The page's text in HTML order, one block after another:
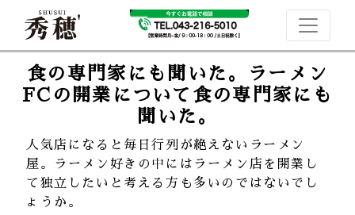
食の専門家にも聞いた。ラーメン
FCの開業について食の専門家にも
聞いた。
人気店になると毎日行列が絶えないラーメン
屋。ラーメン好きの中にはラーメン店を開業し
て独立したいと考える方も多いのではないでし
ょうか。